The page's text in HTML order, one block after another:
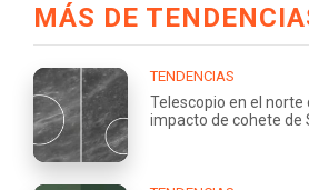
MÁS DE
TENDENCIAS
Telescopio en el norte
impacto de cohete de